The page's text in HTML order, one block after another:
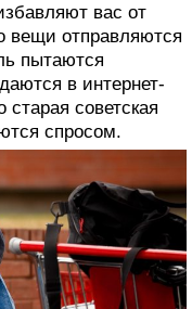
вас от
вещи отправляются
пытаются
в интернет-
советская
спросом.